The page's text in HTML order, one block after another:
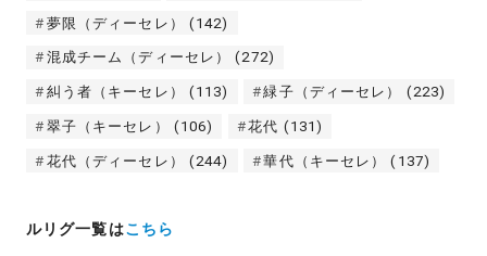
夢限（ディーセレ） (142)
混成チーム（ディーセレ） (272)
糾う者（キーセレ） (113) 緑子（ディーセレ） (223)
翠子（キーセレ） (106) 花代 (131)
花代（ディーセレ） (244) 華代（キーセレ） (137)
ルリグ一覧はこちら